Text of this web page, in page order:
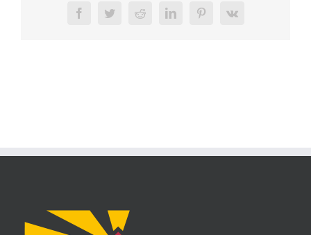
FacebookTwitterRedditLinkedInPinterest
Vk